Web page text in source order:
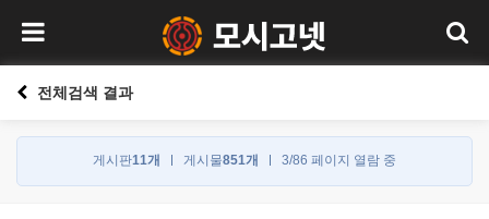
전체검색 결과
게시판11개 게시물851개 3/86 페이지 열람 중